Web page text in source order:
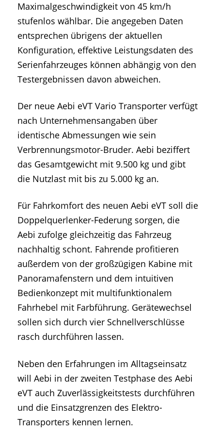
Maximalgeschwindigkeit von 45 km/h
stufenlos wählbar. Die angegeben Daten
entsprechen übrigens der aktuellen
Konfiguration, effektive Leistungsdaten des
Serienfahrzeuges können abhängig von den
Testergebnissen davon abweichen.
Der neue Aebi eVT Vario Transporter verfügt
nach Unternehmensangaben über
identische Abmessungen wie sein
Verbrennungsmotor-Bruder. Aebi beziffert
das Gesamtgewicht mit 9.500 kg und gibt
die Nutzlast mit bis zu 5.000 kg an.
Für Fahrkomfort des neuen Aebi eVT soll die
Doppelquerlenker-Federung sorgen, die
Aebi zufolge gleichzeitig das Fahrzeug
nachhaltig schont. Fahrende profitieren
außerdem von der großzügigen Kabine mit
Panoramafenstern und dem intuitiven
Bedienkonzept mit multifunktionalem
Fahrhebel mit Farbführung. Gerätewechsel
sollen sich durch vier Schnellverschlüsse
rasch durchführen lassen.
Neben den Erfahrungen im Alltagseinsatz
will Aebi in der zweiten Testphase des Aebi
eVT auch Zuverlässigkeitstests durchführen
und die Einsatzgrenzen des Elektro-
Transporters kennen lernen.